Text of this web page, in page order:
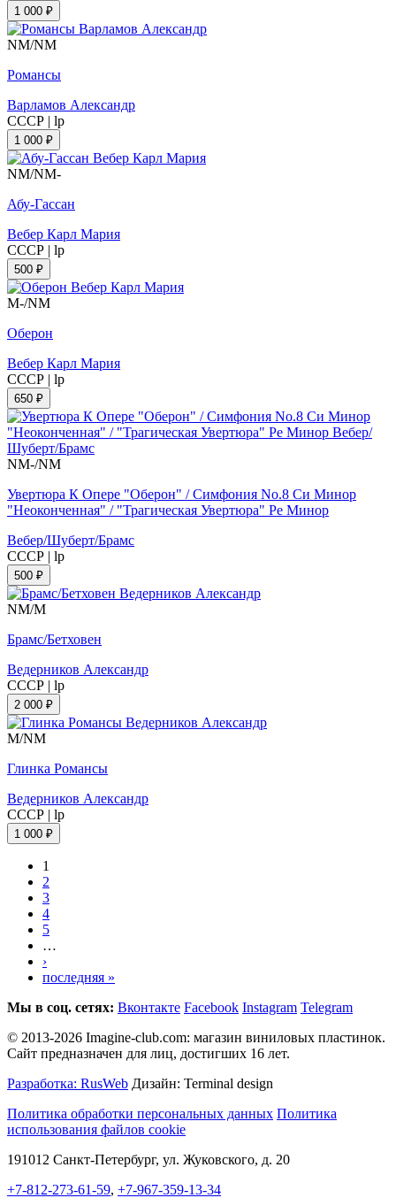
1 000 ₽
NM/NM
Романсы
Варламов Александр
СССР | lp
1 000 ₽
NM/NM-
Абу-Гассан
Вебер Карл Мария
СССР | lp
500 ₽
M-/NM
Оберон
Вебер Карл Мария
СССР | lp
650 ₽
NM-/NM
Увертюра К Опере "Оберон" / Симфония No.8 Си Минор
"Неоконченная" / "Трагическая Увертюра" Ре Минор
Вебер/Шуберт/Брамс
СССР | lp
500 ₽
NM/M
Брамс/Бетховен
Ведерников Александр
СССР | lp
2 000 ₽
M/NM
Глинка Романсы
Ведерников Александр
СССР | lp
1 000 ₽
1
2
3
4
5
…
›
последняя »
Мы в соц. сетях: Вконтакте Facebook Instagram Telegram
© 2013-2026 Imagine-club.com: магазин виниловых пластинок.
Сайт предназначен для лиц, достигших 16 лет.
Разработка: RusWeb Дизайн: Terminal design
Политика обработки персональных данных Политика
использования файлов cookie
191012 Санкт-Петербург, ул. Жуковского, д. 20
+7-812-273-61-59, +7-967-359-13-34